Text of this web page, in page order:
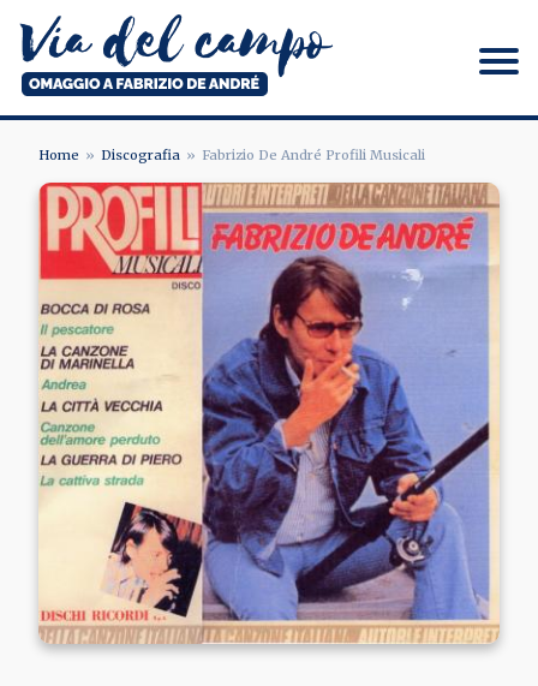
contenuto
principale
Via del campo
BRICIOLE
DI
PANE
Home Discografia Fabrizio De André Profili Musicali
Image